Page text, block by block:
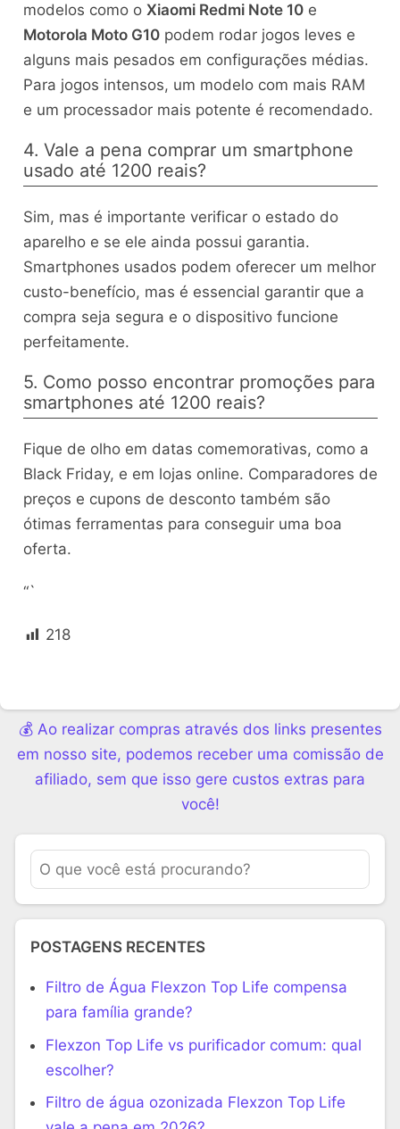
modelos como o Xiaomi Redmi Note 10e
Motorola Moto G10podem rodar jogos leves e
alguns mais pesados em configurações médias.
Para jogos intensos, um modelo com mais RAM
e um processador mais potente é recomendado.
4. Vale a pena comprar um smartphone
usado até 1200 reais?
Sim, mas é importante verificar o estado do
aparelho e se ele ainda possui garantia.
Smartphones usados podem oferecer um melhor
custo-benefício, mas é essencial garantir que a
compra seja segura e o dispositivo funcione
perfeitamente.
5. Como posso encontrar promoções para
smartphones até 1200 reais?
Fique de olho em datas comemorativas, como a
Black Friday, e em lojas online. Comparadores de
preços e cupons de desconto também são
ótimas ferramentas para conseguir uma boa
oferta.
“`
218
💰 Ao realizar compras através dos links presentes
em nosso site, podemos receber uma comissão de
afiliado, sem que isso gere custos extras para
você!
POSTAGENS RECENTES
Filtro de Água Flexzon Top Life compensa
para família grande?
Flexzon Top Life vs purificador comum: qual
escolher?
Filtro de água ozonizada Flexzon Top Life